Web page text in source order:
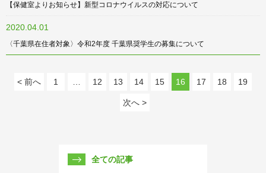
【保健室よりお知らせ】新型コロナウイルスの対応について
2020.04.01
〈千葉県在住者対象〉令和2年度 千葉県奨学生の募集について
< 前へ 1 12 13 14 15 16 17 18 19
次へ >
全ての記事